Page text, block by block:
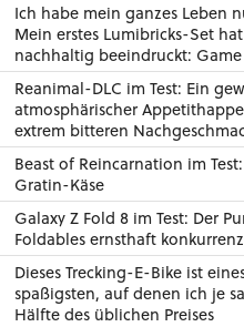
Ich habe mein ganzes Leben
Mein erstes Lumibricks-Set
nachhaltig beeindruckt: Game
Reanimal-DLC im Test: Ein
atmosphärischer
extrem bitteren
Beast of Reincarnation im
Gratin-Käse
Galaxy Z Fold 8 im Test: Der
Foldables ernsthaft
Dieses Trecking-E-Bike ist
spaßigsten, auf denen ich je
Hälfte des üblichen Preises